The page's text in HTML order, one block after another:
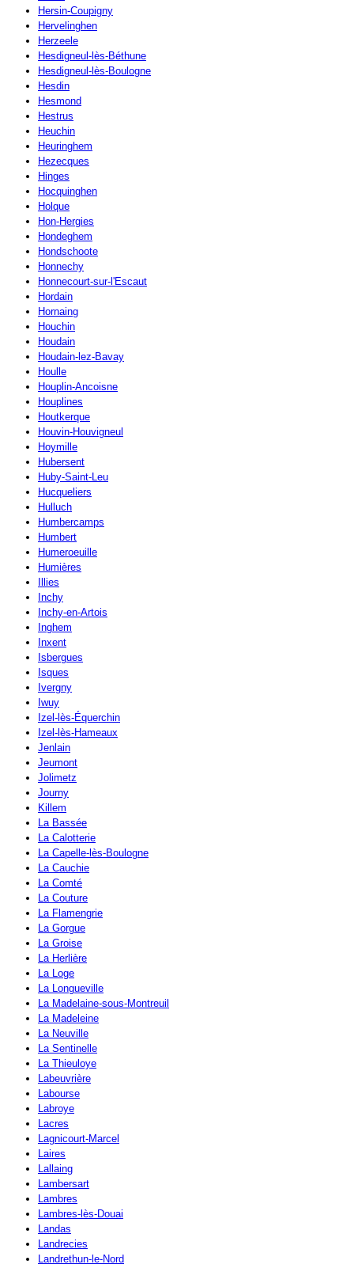
Hersin-Coupigny
Hervelinghen
Herzeele
Hesdigneul-lès-Béthune
Hesdigneul-lès-Boulogne
Hesdin
Hesmond
Hestrus
Heuchin
Heuringhem
Hezecques
Hinges
Hocquinghen
Holque
Hon-Hergies
Hondeghem
Hondschoote
Honnechy
Honnecourt-sur-l'Escaut
Hordain
Hornaing
Houchin
Houdain
Houdain-lez-Bavay
Houlle
Houplin-Ancoisne
Houplines
Houtkerque
Houvin-Houvigneul
Hoymille
Hubersent
Huby-Saint-Leu
Hucqueliers
Hulluch
Humbercamps
Humbert
Humeroeuille
Humières
Illies
Inchy
Inchy-en-Artois
Inghem
Inxent
Isbergues
Isques
Ivergny
Iwuy
Izel-lès-Équerchin
Izel-lès-Hameaux
Jenlain
Jeumont
Jolimetz
Journy
Killem
La Bassée
La Calotterie
La Capelle-lès-Boulogne
La Cauchie
La Comté
La Couture
La Flamengrie
La Gorgue
La Groise
La Herlière
La Loge
La Longueville
La Madelaine-sous-Montreuil
La Madeleine
La Neuville
La Sentinelle
La Thieuloye
Labeuvrière
Labourse
Labroye
Lacres
Lagnicourt-Marcel
Laires
Lallaing
Lambersart
Lambres
Lambres-lès-Douai
Landas
Landrecies
Landrethun-le-Nord